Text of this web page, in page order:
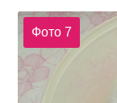
Фото 7